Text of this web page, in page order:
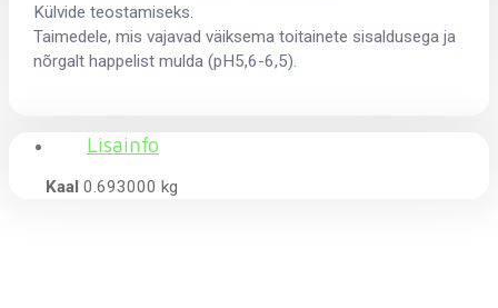
Külvide teostamiseks.
Taimedele, mis vajavad väiksema toitainete sisaldusega ja
nõrgalt happelist mulda (pH5,6-6,5).
Lisainfo
Kaal 0.693000 kg